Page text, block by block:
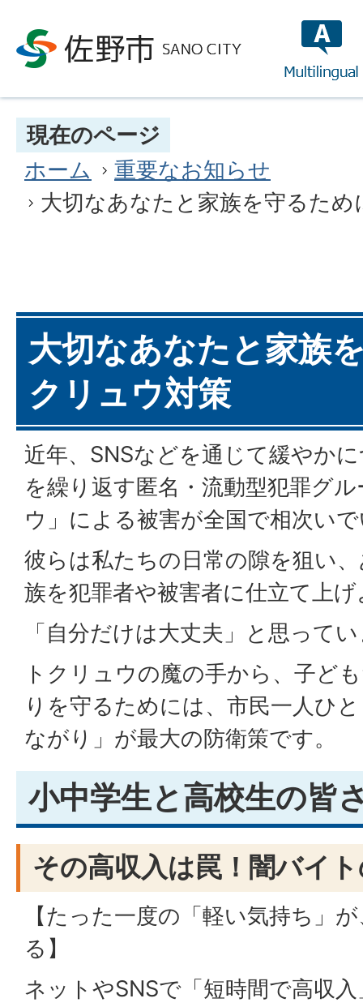
現在のページ
ホーム
重要なお知らせ
大切なあなたと家族を守るた
大切なあなたと家族
クリュウ対策
近年、SNSなどを通じて緩やか
を繰り返す匿名・流動型犯罪グ
ウ」による被害が全国で相次い
彼らは私たちの日常の隙を狙い
族を犯罪者や被害者に仕立て上
「自分だけは大丈夫」と思って
トクリュウの魔の手から、子ど
りを守るためには、市民一人ひ
ながり」が最大の防衛策です。
小中学生と高校生の皆
その高収入は罠！闇バイ
【たった一度の「軽い気持ち」
る】
ネットやSNSで「短時間で高収